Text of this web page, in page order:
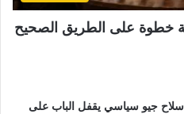
خطوة على الطريق الصحيح
جيو سياسي يقفل الباب على